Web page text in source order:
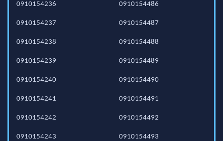
0910154236
0910154237
0910154238
0910154239
0910154240
0910154241
0910154242
0910154243
0910154486
0910154487
0910154488
0910154489
0910154490
0910154491
0910154492
0910154493